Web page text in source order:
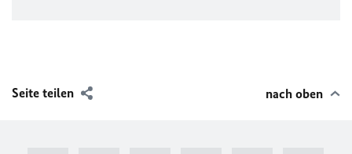
Seite teilen nach oben